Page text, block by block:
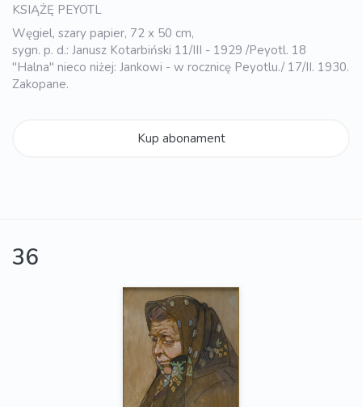
KSIĄŻĘ PEYOTL
Węgiel, szary papier, 72 x 50 cm,
sygn. p. d.: Janusz Kotarbiński 11/III - 1929 /Peyotl. 18
"Halna" nieco niżej: Jankowi - w rocznicę Peyotlu./ 17/II. 1930.
Zakopane.
Kup abonament
36